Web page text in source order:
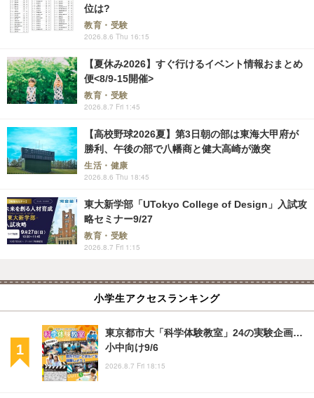
位は?
教育・受験
2026.8.6 Thu 16:15
【夏休み2026】すぐ行けるイベント情報おまとめ
便<8/9-15開催>
教育・受験
2026.8.7 Fri 1:45
【高校野球2026夏】第3日朝の部は東海大甲府が
勝利、午後の部で八幡商と健大高崎が激突
生活・健康
2026.8.6 Thu 18:45
東大新学部「UTokyo College of Design」入試攻
略セミナー9/27
教育・受験
2026.8.7 Fri 1:15
小学生アクセスランキング
東京都市大「科学体験教室」24の実験企画…
小中向け9/6
2026.8.7 Fri 18:15